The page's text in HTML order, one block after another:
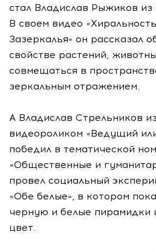
стал Владислав Рыжиков
В своем видео
Зазеркалья» он рассказал
свойстве растений,
совмещаться в
зеркальным отражением.
А Владислав Стрельников
видеороликом «Ведущий
победил в тематической
«Общественные и
провел социальный
«Обе белые», в котором
черную и белые пирамидки
цвет.